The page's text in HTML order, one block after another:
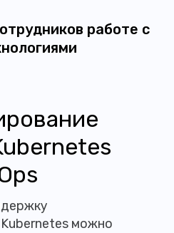
работе с
можно